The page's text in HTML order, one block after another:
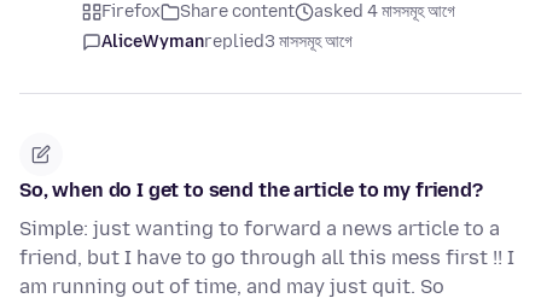
Firefox Share content
asked 4 মাসসমূহ আগে
AliceWymanreplied3 মাসসমূহ আগে
So, when do I get to send the article to my friend?
Simple: just wanting to forward a news article to a
friend, but I have to go through all this mess first !! I
am running out of time, and may just quit. So